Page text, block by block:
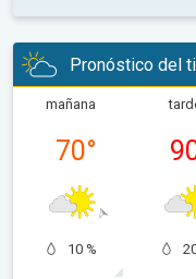
Pronóstico del
mañana
70°
10 %